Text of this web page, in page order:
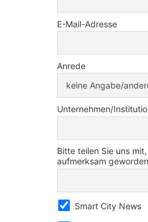
E-Mail-Adresse
Anrede
Unternehmen/
Bitte teilen Sie uns
aufmerksam
Smart City News